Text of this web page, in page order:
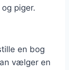
piger.
en bog
vælger en